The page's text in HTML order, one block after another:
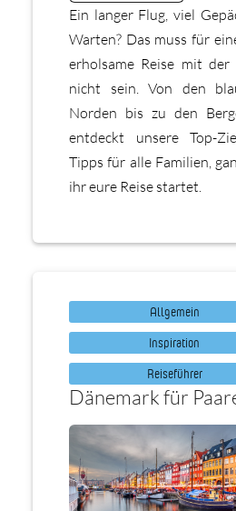
Ein langer Flug, viel
Warten? Das muss für
erholsame Reise mit
nicht sein. Von den
Norden bis zu den
entdeckt unsere Top-
Tipps für alle Familien,
ihr eure Reise startet.
Allgemein
Inspiration
Reiseführer
Dänemark für